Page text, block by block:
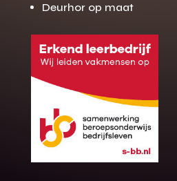
Gratis
op maat?
Binnen 24 uur jouw gratis
10 jaar garantie op de
Deurhor op maat